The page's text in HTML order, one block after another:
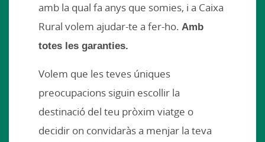
amb la qual fa anys que somies, i a Caixa
Rural volem ajudar-te a fer-ho. Amb
totes les garanties.
Volem que les teves úniques
preocupacions siguin escollir la
destinació del teu pròxim viatge o
decidir on convidaràs a menjar la teva